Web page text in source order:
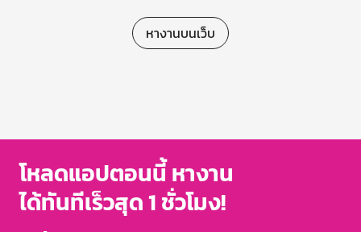
หางานบนเว็บ
โหลดแอปตอนนี้ หางาน
ได้ทันทีเร็วสุด 1 ชั่วโมง!